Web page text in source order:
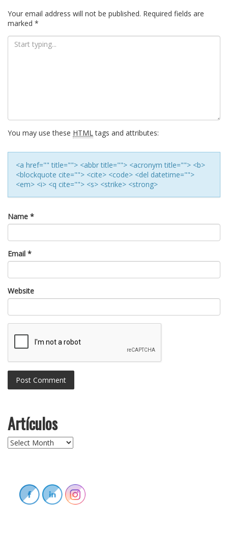
Your email address will not be published. Required fields are
marked *
You may use these HTMLtags and attributes:
<a href="" title=""> <abbr title=""> <acronym title=""> <b>
<blockquote cite=""> <cite> <code> <del datetime="">
<em> <i> <q cite=""> <s> <strike> <strong>
Name *
Email *
Website
Artículos
Artículos